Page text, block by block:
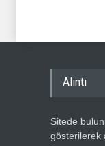
Alıntı
Sitede
gösterilerek